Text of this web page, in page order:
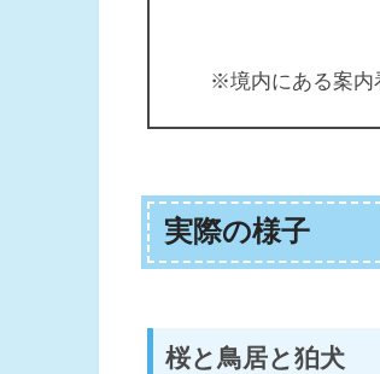
※境内にある案内
実際の様子
桜と鳥居と狛犬